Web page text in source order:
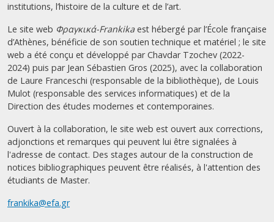
institutions, l’histoire de la culture et de l’art.
Le site web Φραγκικά-Frankikaest hébergé par l’École française
d’Athènes, bénéficie de son soutien technique et matériel ; le site
web a été conçu et développé par Chavdar Tzochev (2022-
2024) puis par Jean Sébastien Gros (2025), avec la collaboration
de Laure Franceschi (responsable de la bibliothèque), de Louis
Mulot (responsable des services informatiques) et de la
Direction des études modernes et contemporaines.
Ouvert à la collaboration, le site web est ouvert aux corrections,
adjonctions et remarques qui peuvent lui être signalées à
l'adresse de contact. Des stages autour de la construction de
notices bibliographiques peuvent être réalisés, à l'attention des
étudiants de Master.
frankika@efa.gr